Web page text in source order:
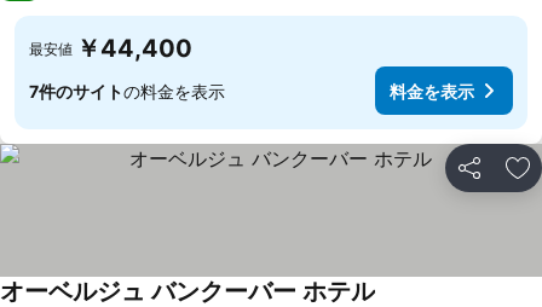
最安値 ￥44,400
7件のサイトの料金を表示 料金を表示
シェア お
オーベルジュ バンクーバー ホテル